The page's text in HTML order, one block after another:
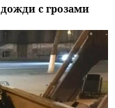
с грозами